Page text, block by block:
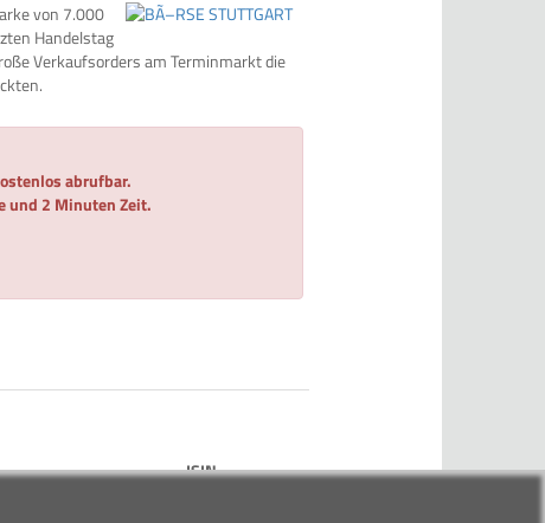
von 7.000
Handelstag
Verkaufsorders am Terminmarkt die
abrufbar.
und 2 Minuten Zeit.
ISIN